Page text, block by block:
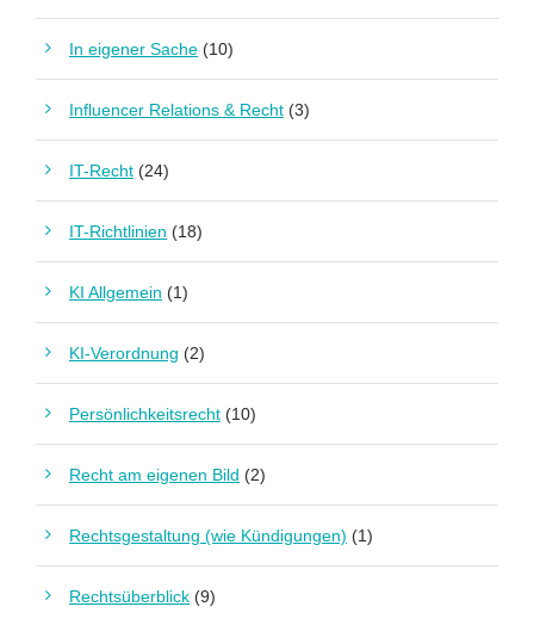
In eigener Sache (10)
Influencer Relations & Recht (3)
IT-Recht (24)
IT-Richtlinien (18)
KI Allgemein (1)
KI-Verordnung (2)
Persönlichkeitsrecht (10)
Recht am eigenen Bild (2)
Rechtsgestaltung (wie Kündigungen) (1)
Rechtsüberblick (9)